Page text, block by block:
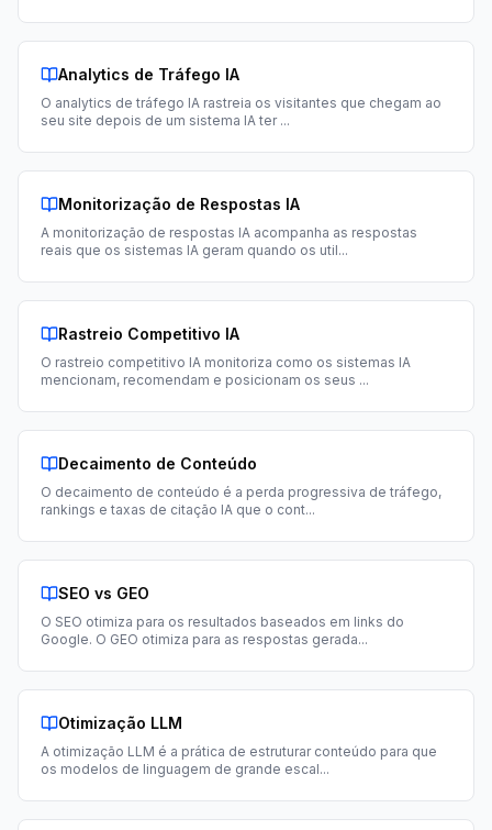
Analytics de Tráfego IA
O analytics de tráfego IA rastreia os visitantes que chegam ao
seu site depois de um sistema IA ter ...
Monitorização de Respostas IA
A monitorização de respostas IA acompanha as respostas
reais que os sistemas IA geram quando os util...
Rastreio Competitivo IA
O rastreio competitivo IA monitoriza como os sistemas IA
mencionam, recomendam e posicionam os seus ...
Decaimento de Conteúdo
O decaimento de conteúdo é a perda progressiva de tráfego,
rankings e taxas de citação IA que o cont...
SEO vs GEO
O SEO otimiza para os resultados baseados em links do
Google. O GEO otimiza para as respostas gerada...
Otimização LLM
A otimização LLM é a prática de estruturar conteúdo para que
os modelos de linguagem de grande escal...